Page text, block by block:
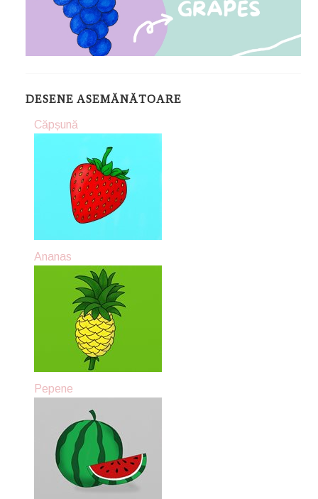
DESENE ASEMĂNĂTOARE
Căpșună
Ananas
Pepene